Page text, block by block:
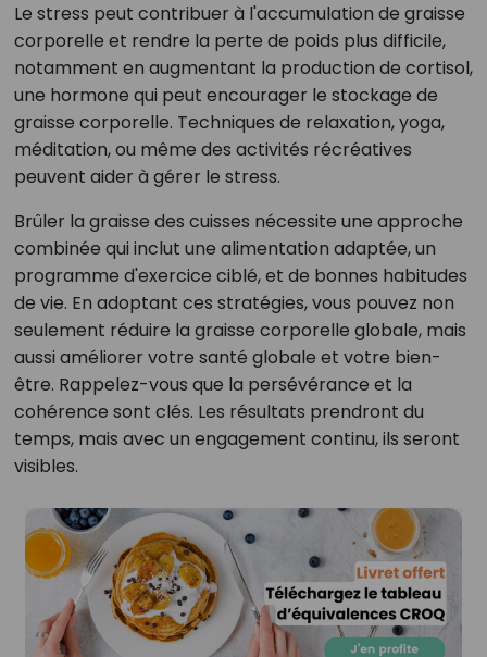
Le stress peut contribuer à l'accumulation de graisse
corporelle et rendre la perte de poids plus difficile,
notamment en augmentant la production de cortisol,
une hormone qui peut encourager le stockage de
graisse corporelle. Techniques de relaxation, yoga,
méditation, ou même des activités récréatives
peuvent aider à gérer le stress.
Brûler la graisse des cuisses nécessite une approche
combinée qui inclut une alimentation adaptée, un
programme d'exercice ciblé, et de bonnes habitudes
de vie. En adoptant ces stratégies, vous pouvez non
seulement réduire la graisse corporelle globale, mais
aussi améliorer votre santé globale et votre bien-
être. Rappelez-vous que la persévérance et la
cohérence sont clés. Les résultats prendront du
temps, mais avec un engagement continu, ils seront
visibles.